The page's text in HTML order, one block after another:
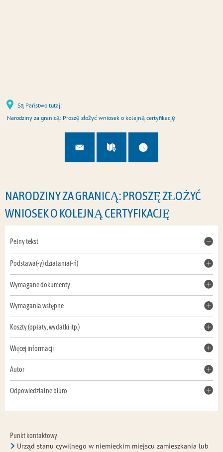
Są Państwo tutaj:
Narodziny za granicą: Proszę złożyć wniosek o kolejną certyfikację
NARODZINY ZA GRANICĄ: PROSZĘ ZŁOŻYĆ
WNIOSEK O KOLEJNĄ CERTYFIKACJĘ
Pełny tekst
Podstawa(-y) działania(-ń)
Wymagane dokumenty
Wymagania wstępne
Koszty (opłaty, wydatki itp.)
Więcej informacji
Autor
Odpowiedzialne biuro
Punkt kontaktowy
Urząd stanu cywilnego w niemieckim miejscu zamieszkania lub